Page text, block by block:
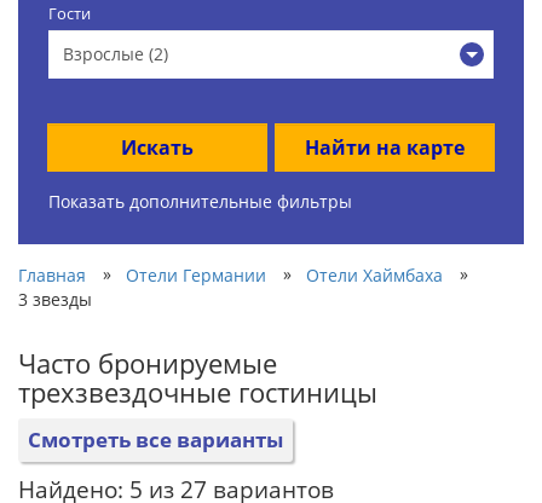
Гости
Взрослые (2)
Искать Найти на карте
Показать дополнительные фильтры
Главная » Отели Германии » Отели Хаймбаха
»
3 звезды
Часто бронируемые
трехзвездочные гостиницы
Смотреть все варианты
Найдено: 5 из 27 вариантов